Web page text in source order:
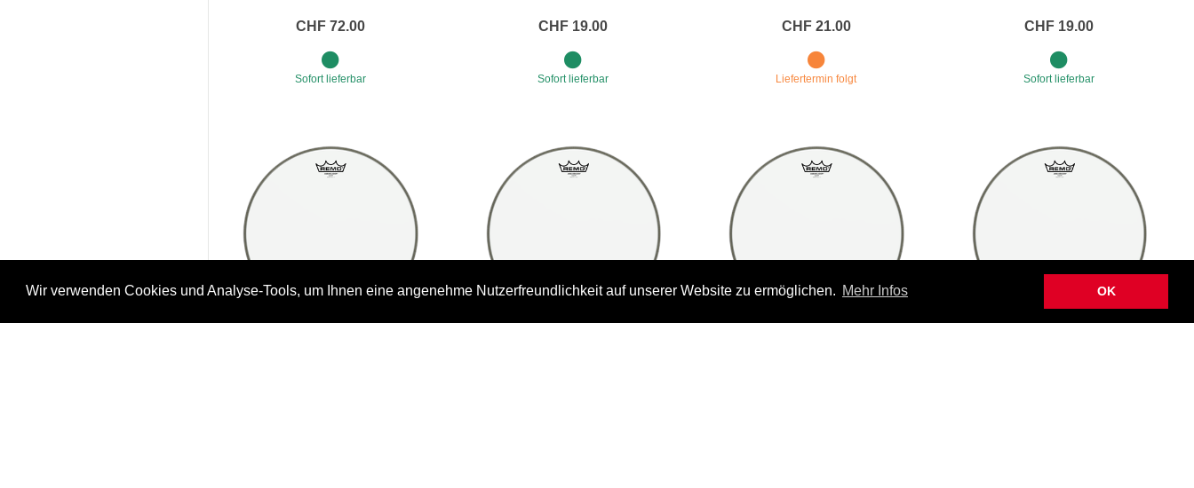
Wir verwenden Cookies und Analyse-Tools, um Ihnen eine angenehme Nutzerfreundlichkeit auf unserer Website zu ermöglichen. Mehr Infos OK
CHF 72.00
Sofort lieferbar
CHF 19.00
Sofort lieferbar
CHF 21.00
Liefertermin folgt
CHF 19.00
Sofort lieferbar